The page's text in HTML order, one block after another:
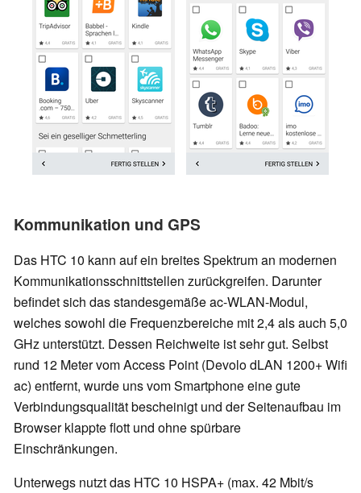
Kommunikation und GPS
Das HTC 10 kann auf ein breites Spektrum an modernen
Kommunikationsschnittstellen zurückgreifen. Darunter
befindet sich das standesgemäße ac-WLAN-Modul,
welches sowohl die Frequenzbereiche mit 2,4 als auch 5,0
GHz unterstützt. Dessen Reichweite ist sehr gut. Selbst
rund 12 Meter vom Access Point (Devolo dLAN 1200+ Wifi
ac) entfernt, wurde uns vom Smartphone eine gute
Verbindungsqualität bescheinigt und der Seitenaufbau im
Browser klappte flott und ohne spürbare
Einschränkungen.
Unterwegs nutzt das HTC 10 HSPA+ (max. 42 Mbit/s